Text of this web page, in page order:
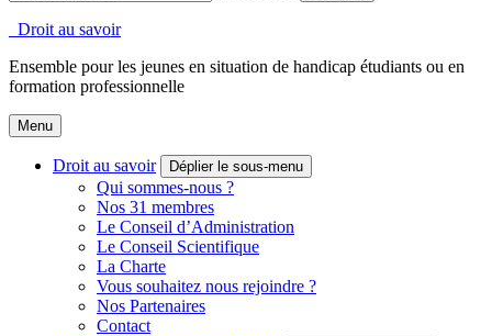
Droit au savoir
Ensemble pour les jeunes en situation de handicap étudiants ou en
formation professionnelle
Menu
Droit au savoir Déplier le sous-menu
Qui sommes-nous ?
Nos 31 membres
Le Conseil d’Administration
Le Conseil Scientifique
La Charte
Vous souhaitez nous rejoindre ?
Nos Partenaires
Contact